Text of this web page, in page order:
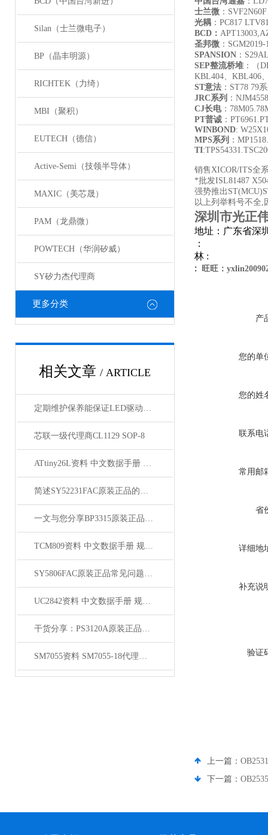
Silan（士兰微电子）
BP（晶丰明源）
RICHTEK（力绮）
MBI（聚积）
EUTECH（德信）
Active-Semi（技领半导体）
MAXIC（美芯晟）
PAM（龙鼎微）
POWTECH（华润矽威）
SY矽力杰代理商
更多分类
相关文章 / ARTICLE
定期维护保养能保证LED驱动芯片的使用寿命
芯联一级代理商CL1129 SOP-8
ATtiny26L资料 中文数据手册 规格书 PDF
简述SY52231FAC原装正品的正确安装步骤
一文与您分享BP3315原装正品的常见故障相应解决方法
TCM809资料 中文数据手册 规格书 PDF
SY5806FAC原装正品常见问题及对应解决办法大公开
UC2842资料 中文数据手册 规格书 PDF
干货分享：PS3120A原装正品使用中的那些常见故障与解决技巧
SM7055资料 SM7055-18代理商SM7055-12资料
士兰微 ：
光耦 ：PC817
BCD ：
圣邦微 ：
SPANSION ：
SEP整流桥堆 ：（
KBL404、KBL406
ST意法 ：ST78 79
JRC系列 ：
CJ长电：
PT普诚 ：
WINBOND:
MPS系列 ：
TI
销售XICOR/ITS全
*批发ISL81487
强势推出
以上列举料号不全,
深圳市光正
地址：广东省深
：
林 :
:
旺旺：
产
您的单
您的姓
联系电
常用邮
省
详细地
补充说
验证
上一篇：
下一篇：